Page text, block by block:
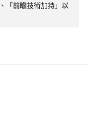
「前瞻技術加持」以